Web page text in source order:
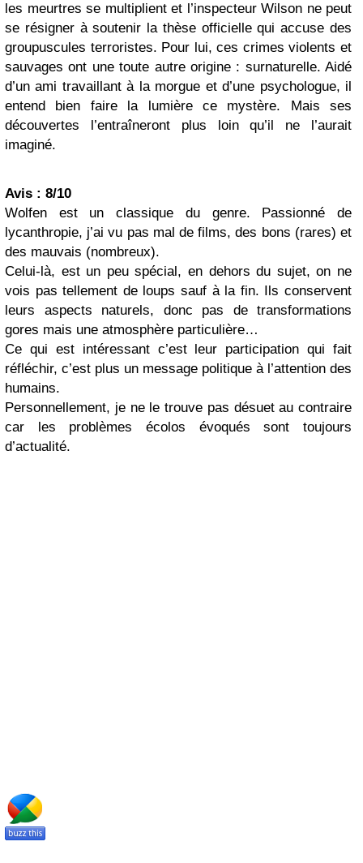
les meurtres se multiplient et l’inspecteur Wilson ne peut
se résigner à soutenir la thèse officielle qui accuse des
groupuscules terroristes. Pour lui, ces crimes violents et
sauvages ont une toute autre origine : surnaturelle. Aidé
d’un ami travaillant à la morgue et d’une psychologue, il
entend bien faire la lumière ce mystère. Mais ses
découvertes l’entraîneront plus loin qu’il ne l’aurait
imaginé.
Avis : 8/10
Wolfen est un classique du genre. Passionné de
lycanthropie, j’ai vu pas mal de films, des bons (rares) et
des mauvais (nombreux).
Celui-là, est un peu spécial, en dehors du sujet, on ne
vois pas tellement de loups sauf à la fin. Ils conservent
leurs aspects naturels, donc pas de transformations
gores mais une atmosphère particulière…
Ce qui est intéressant c’est leur participation qui fait
réfléchir, c’est plus un message politique à l’attention des
humains.
Personnellement, je ne le trouve pas désuet au contraire
car les problèmes écolos évoqués sont toujours
d’actualité.